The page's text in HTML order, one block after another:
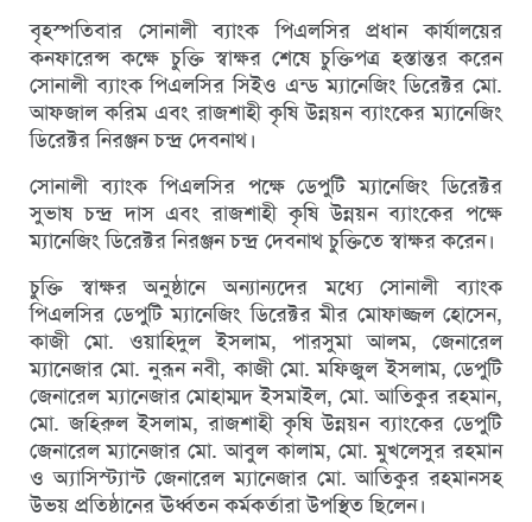
বৃহস্পতিবার সোনালী ব্যাংক পিএলসির প্রধান কার্যালয়ের
কনফারেন্স কক্ষে চুক্তি স্বাক্ষর শেষে চুক্তিপত্র হস্তান্তর করেন
সোনালী ব্যাংক পিএলসির সিইও এন্ড ম্যানেজিং ডিরেক্টর মো.
আফজাল করিম এবং রাজশাহী কৃষি উন্নয়ন ব্যাংকের ম্যানেজিং
ডিরেক্টর নিরঞ্জন চন্দ্র দেবনাথ।
সোনালী ব্যাংক পিএলসির পক্ষে ডেপুটি ম্যানেজিং ডিরেক্টর
সুভাষ চন্দ্র দাস এবং রাজশাহী কৃষি উন্নয়ন ব্যাংকের পক্ষে
ম্যানেজিং ডিরেক্টর নিরঞ্জন চন্দ্র দেবনাথ চুক্তিতে স্বাক্ষর করেন।
চুক্তি স্বাক্ষর অনুষ্ঠানে অন্যান্যদের মধ্যে সোনালী ব্যাংক
পিএলসির ডেপুটি ম্যানেজিং ডিরেক্টর মীর মোফাজ্জল হোসেন,
কাজী মো. ওয়াহিদুল ইসলাম, পারসুমা আলম, জেনারেল
ম্যানেজার মো. নুরূন নবী, কাজী মো. মফিজুল ইসলাম, ডেপুটি
জেনারেল ম্যানেজার মোহাম্মদ ইসমাইল, মো. আতিকুর রহমান,
মো. জহিরুল ইসলাম, রাজশাহী কৃষি উন্নয়ন ব্যাংকের ডেপুটি
জেনারেল ম্যানেজার মো. আবুল কালাম, মো. মুখলেসুর রহমান
ও অ্যাসিস্ট্যান্ট জেনারেল ম্যানেজার মো. আতিকুর রহমানসহ
উভয় প্রতিষ্ঠানের ঊর্ধ্বতন কর্মকর্তারা উপস্থিত ছিলেন।